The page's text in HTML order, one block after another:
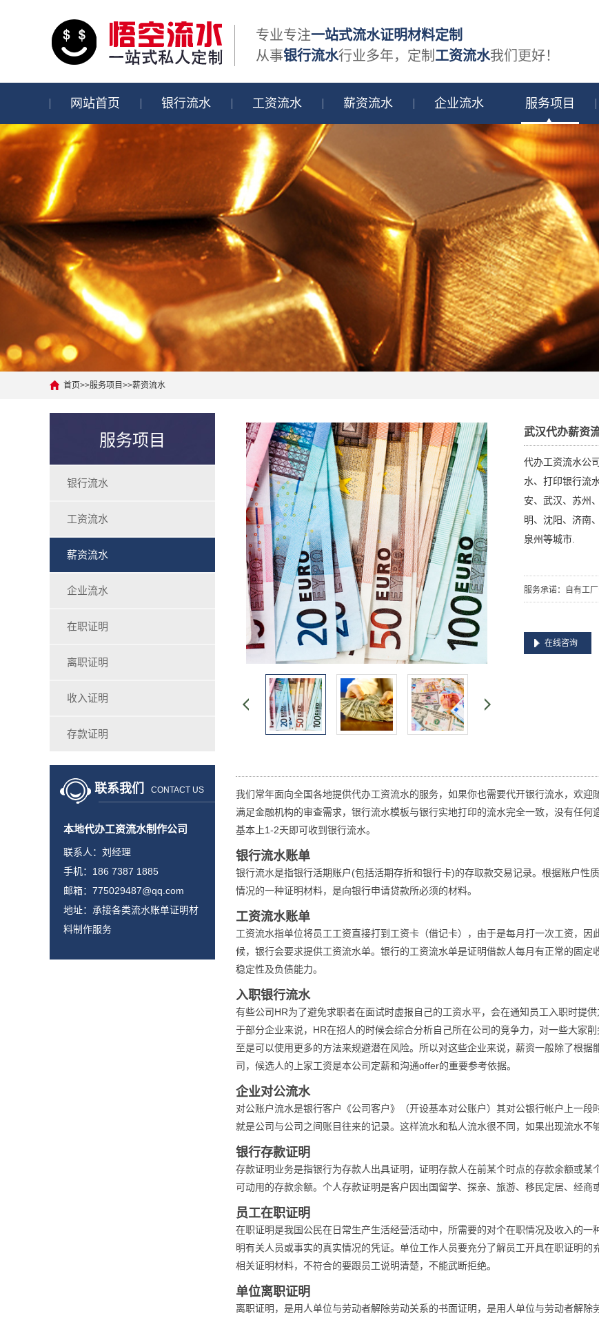
专业专注一站式流水证明材料定制
从事银行流水行业多年，定制 工资流水我们更好！
网站首页 银行流水 工资流水 薪资流水 企业流水 服务项目
首页>>服务项目 >>薪资流水
服务项目
银行流水
工资流水
薪资流水
企业流水
在职证明
离职证明
收入证明
存款证明
联系我们 CONTACT US
本地代办工资流水制作公司
联系人：刘经理
手机：186 7387 1885
邮箱：775029487@qq.com
地址：承接各类流水账单证明材
料制作服务
武汉代办薪资
代办工资流水公
水、打印银行流
安、武汉、苏州
明、沈阳、济南
泉州等城市.
服务承诺：自有工厂
在线咨询
我们常年面向全国各地提供代办工资流水的服务，如果你也需要代开银行流水，欢
满足金融机构的审查需求，银行流水模板与银行实地打印的流水完全一致，没有任何
基本上1-2天即可收到银行流水。
银行流水账单
银行流水是指银行活期账户(包括活期存折和银行卡)的存取款交易记录。根据账户性
情况的一种证明材料，是向银行申请贷款所必须的材料。
工资流水账单
工资流水指单位将员工工资直接打到工资卡（借记卡），由于是每月打一次工资，
候，银行会要求提供工资流水单。银行的工资流水单是证明借款人每月有正常的固
稳定性及负债能力。
入职银行流水
有些公司HR为了避免求职者在面试时虚报自己的工资水平，会在通知员工入职时提
于部分企业来说，HR在招人的时候会综合分析自己所在公司的竞争力，对一些大家
至是可以使用更多的方法来规避潜在风险。所以对这些企业来说，薪资一般除了根
司，候选人的上家工资是本公司定薪和沟通offer的重要参考依据。
企业对公流水
对公账户流水是银行客户《公司客户》（开设基本对公账户）其对公银行帐户上一
就是公司与公司之间账目往来的记录。这样流水和私人流水很不同，如果出现流水不
银行存款证明
存款证明业务是指银行为存款人出具证明，证明存款人在前某个时点的存款余额或
可动用的存款余额。个人存款证明是客户因出国留学、探亲、旅游、移民定居、经商
员工在职证明
在职证明是我国公民在日常生产生活经营活动中，所需要的对个在职情况及收入的
明有关人员或事实的真实情况的凭证。单位工作人员要充分了解员工开具在职证明
相关证明材料，不符合的要跟员工说明清楚，不能武断拒绝。
单位离职证明
离职证明，是用人单位与劳动者解除劳动关系的书面证明，是用人单位与劳动者解